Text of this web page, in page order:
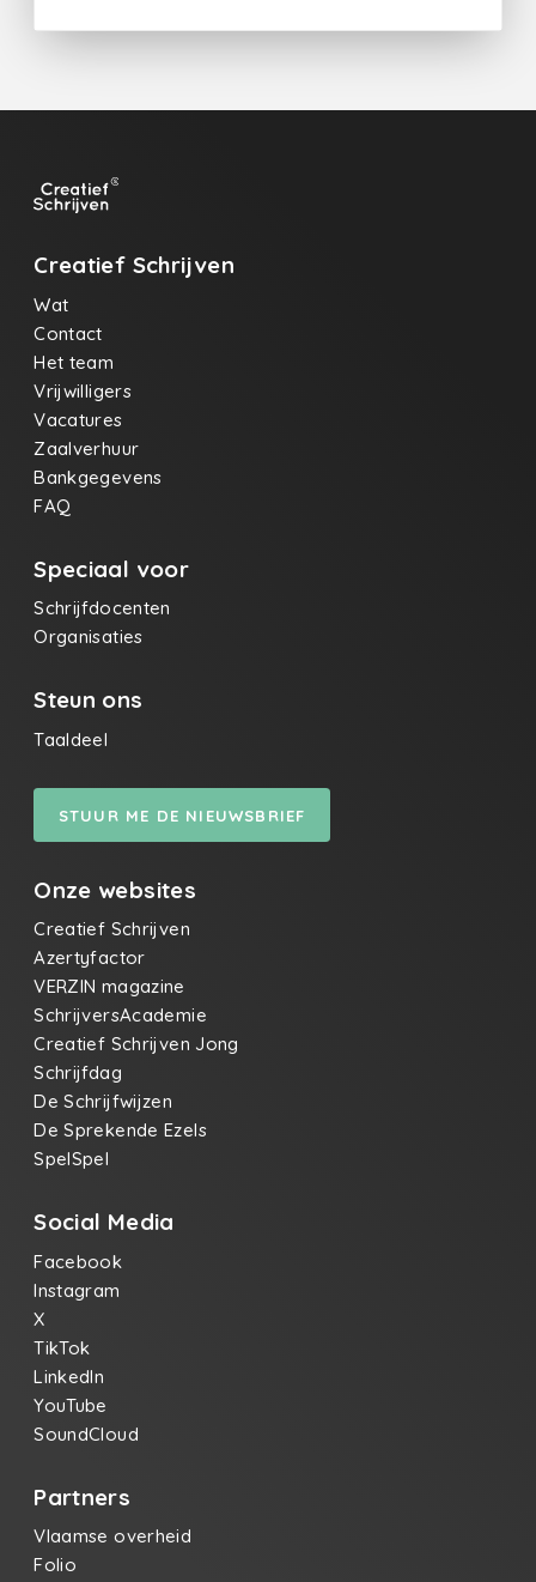
Creatief Schrijven
Wat
Contact
Het team
Vrijwilligers
Vacatures
Zaalverhuur
Bankgegevens
FAQ
Speciaal voor
Schrijfdocenten
Organisaties
Steun ons
Taaldeel
STUUR ME DE NIEUWSBRIEF
Onze websites
Creatief Schrijven
Azertyfactor
VERZIN magazine
SchrijversAcademie
Creatief Schrijven Jong
Schrijfdag
De Schrijfwijzen
De Sprekende Ezels
SpelSpel
Social Media
Facebook
Instagram
X
TikTok
LinkedIn
YouTube
SoundCloud
Partners
Vlaamse overheid
Folio